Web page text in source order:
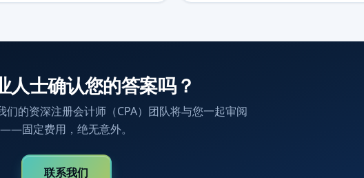
人士确认您的答案吗？
们的资深注册会计师（CPA）团队将与您一起审阅
——固定费用，绝无意外。
联系我们